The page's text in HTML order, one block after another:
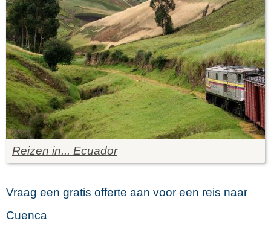
Reizen in... Ecuador
Vraag een gratis offerte aan voor een reis naar
Cuenca